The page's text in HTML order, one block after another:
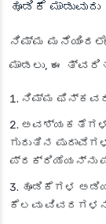
ಹೂಡಿಕೆ
ನಿಮ್ಮ ಮನೆಯಿಂದಲೇ
ಮಾಡಲು, ಈ
ನಿಮ್ಮ ಫಿನ್‌ಕವರ್
ಅವಶ್ಯಕತೆಗಳ
ಗುರುತಿನ
ಪ್ರಕ್ರಿಯೆಯನ್ನು
ಹೂಡಿಕೆಗಳ
ಕೆಲವು